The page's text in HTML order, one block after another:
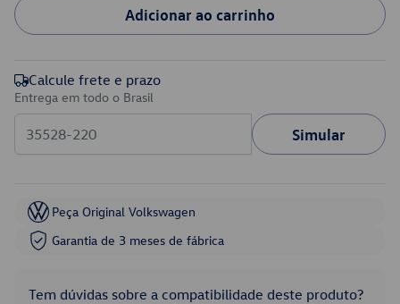
Adicionar ao carrinho
Calcule frete e prazo
Entrega em todo o Brasil
Simular
Peça Original Volkswagen
Garantia de 3 meses de fábrica
Tem dúvidas sobre a compatibilidade deste produto?